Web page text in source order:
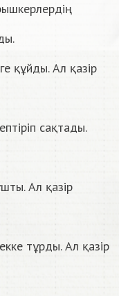
құйды. Ал қазір
сақтады.
Ал қазір
тұрды. Ал қазір